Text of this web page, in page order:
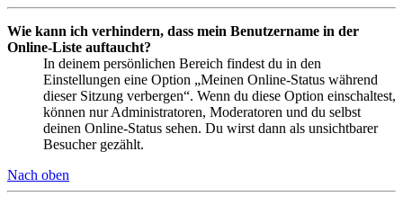
Wie kann ich verhindern, dass mein Benutzername in der
Online-Liste auftaucht?
In deinem persönlichen Bereich findest du in den
Einstellungen eine Option „Meinen Online-Status während
dieser Sitzung verbergen“. Wenn du diese Option einschaltest,
können nur Administratoren, Moderatoren und du selbst
deinen Online-Status sehen. Du wirst dann als unsichtbarer
Besucher gezählt.
Nach oben